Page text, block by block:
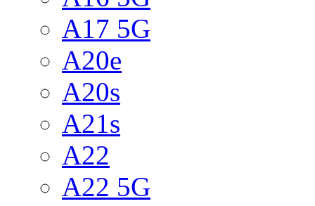
A17 5G
A20e
A20s
A21s
A22
A22 5G